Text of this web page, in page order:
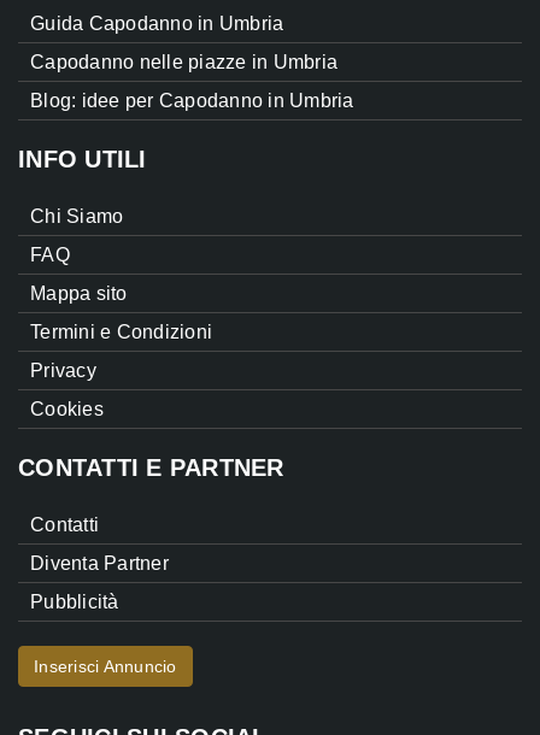
Guida Capodanno in Umbria
Capodanno nelle piazze in Umbria
Blog: idee per Capodanno in Umbria
INFO UTILI
Chi Siamo
FAQ
Mappa sito
Termini e Condizioni
Privacy
Cookies
CONTATTI E PARTNER
Contatti
Diventa Partner
Pubblicità
Inserisci Annuncio